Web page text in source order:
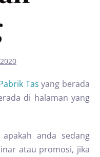
Tas yang berada
di halaman yang
anda sedang
atau promosi, jika